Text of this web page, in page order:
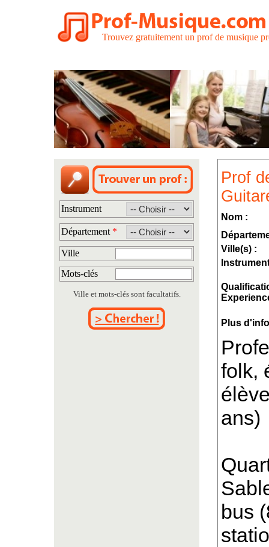
Trouvez gratuitement un prof de musique
Instrument
Département *
Ville
Mots-clés
Ville et mots-clés sont facultatifs.
Prof
Nom :
Ville(s) :
Plus
folk,
ans)
bus